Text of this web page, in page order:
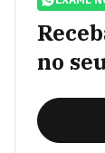
no